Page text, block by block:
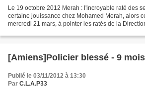
Le 19 octobre 2012 Merah : l'incroyable raté des
certaine jouissance chez Mohamed Merah, alors
mercredi 21 mars, à pointer les ratés de la
[Amiens]Policier blessé - 9
Publié le 03/11/2012 à 13:30
Par C.L.A.P33